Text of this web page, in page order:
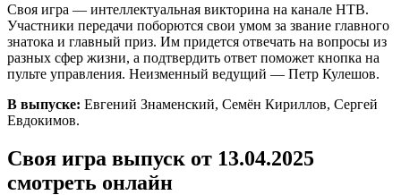
Своя игра — интеллектуальная викторина на канале НТВ.
Участники передачи поборются свои умом за звание главного
знатока и главный приз. Им придется отвечать на вопросы из
разных сфер жизни, а подтвердить ответ поможет кнопка на
пульте управления. Неизменный ведущий — Петр Кулешов.
В выпуске: Евгений Знаменский, Семён Кириллов, Сергей
Евдокимов.
Своя игра выпуск от 13.04.2025
смотреть онлайн